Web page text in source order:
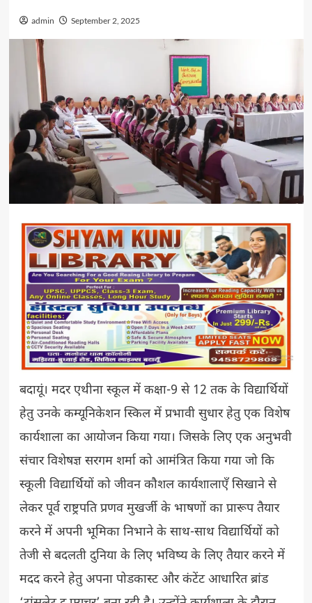
admin September 2, 2025
बदायूं। मदर एथीना स्कूल में कक्षा-9 से 12 तक के विद्यार्थियों
हेतु उनके कम्यूनिकेशन स्किल में प्रभावी सुधार हेतु एक विशेष
कार्यशाला का आयोजन किया गया। जिसके लिए एक अनुभवी
संचार विशेषज्ञ सरगम शर्मा को आमंत्रित किया गया जो कि
स्कूली विद्यार्थियों को जीवन कौशल कार्यशालाएँ सिखाने से
लेकर पूर्व राष्ट्रपति प्रणव मुखर्जी के भाषणों का प्रारूप तैयार
करने में अपनी भूमिका निभाने के साथ-साथ विद्यार्थियों को
तेजी से बदलती दुनिया के लिए भविष्य के लिए तैयार करने में
मदद करने हेतु अपना पोडकास्ट और कंटेंट आधारित ब्रांड